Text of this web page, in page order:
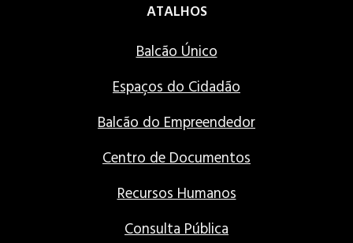
ATALHOS
Balcão Único
Espaços do Cidadão
Balcão do Empreendedor
Centro de Documentos
Recursos Humanos
Consulta Pública